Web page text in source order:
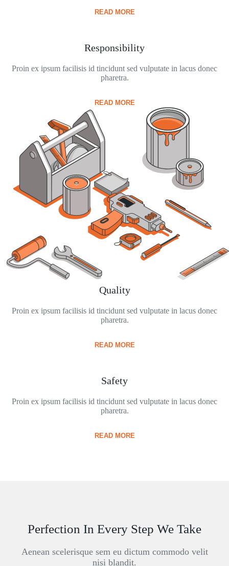
READ MORE
Responsibility
Proin ex ipsum facilisis id tincidunt sed vulputate in lacus donec
pharetra.
READ MORE
Quality
Proin ex ipsum facilisis id tincidunt sed vulputate in lacus donec
pharetra.
READ MORE
Safety
Proin ex ipsum facilisis id tincidunt sed vulputate in lacus donec
pharetra.
READ MORE
Perfection In Every Step We Take
Aenean scelerisque sem eu dictum commodo velit
nisi blandit.